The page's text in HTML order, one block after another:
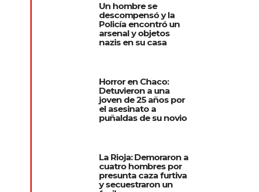
Un hombre se
descompensó y la
Policía encontró un
arsenal y objetos
nazis en su casa
Horror en Chaco:
Detuvieron a una
joven de 25 años por
el asesinato a
puñaldas de su novio
La Rioja: Demoraron a
cuatro hombres por
presunta caza furtiva
y secuestraron un